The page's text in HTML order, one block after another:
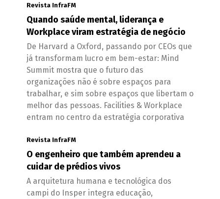
Revista InfraFM
Quando saúde mental, liderança e
Workplace viram estratégia de negócio
De Harvard a Oxford, passando por CEOs que
já transformam lucro em bem-estar: Mind
Summit mostra que o futuro das
organizações não é sobre espaços para
trabalhar, e sim sobre espaços que libertam o
melhor das pessoas. Facilities & Workplace
entram no centro da estratégia corporativa
Revista InfraFM
O engenheiro que também aprendeu a
cuidar de prédios vivos
A arquitetura humana e tecnológica dos
campi do Insper integra educação,